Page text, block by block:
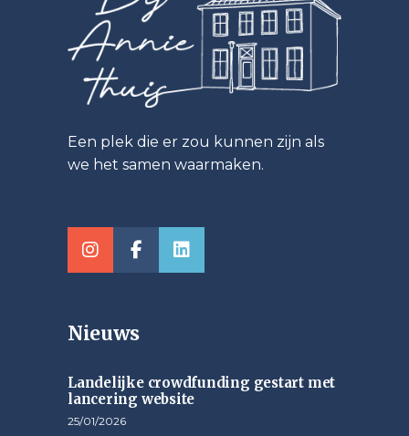
Een plek die er zou kunnen zijn als
we het samen waarmaken.
Nieuws
Landelijke crowdfunding gestart met
lancering website
25/01/2026